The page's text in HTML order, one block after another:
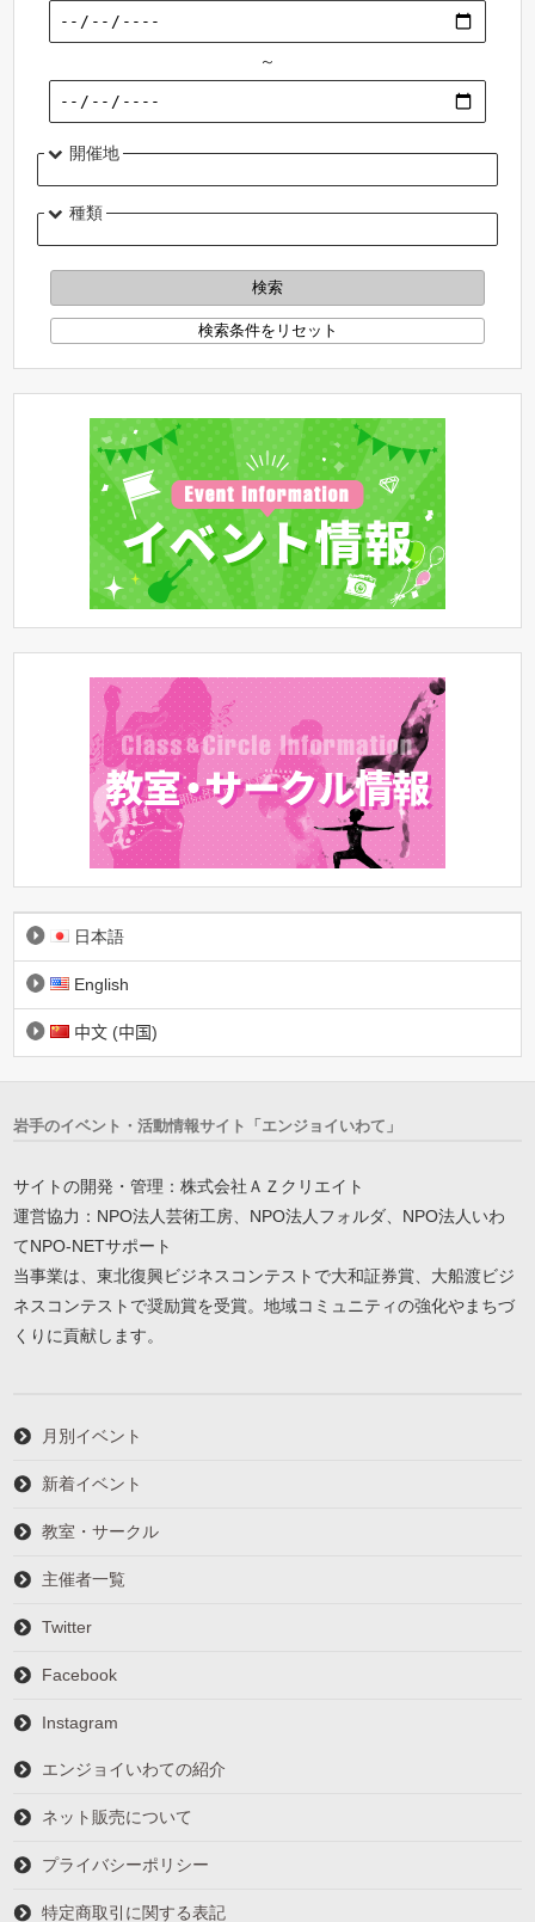
～
開催地
種類
日本語
English
中文 (中国)
岩手のイベント・活動情報サイト「エンジョイいわて」
サイトの開発・管理：株式会社ＡＺクリエイト
運営協力：NPO法人芸術工房、NPO法人フォルダ、NPO法人いわ
てNPO-NETサポート
当事業は、東北復興ビジネスコンテストで大和証券賞、大船渡ビジ
ネスコンテストで奨励賞を受賞。地域コミュニティの強化やまちづ
くりに貢献します。
月別イベント
新着イベント
教室・サークル
主催者一覧
Twitter
Facebook
Instagram
エンジョイいわての紹介
ネット販売について
プライバシーポリシー
特定商取引に関する表記